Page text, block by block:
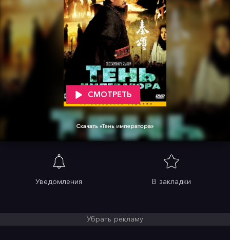
СМОТРЕТЬ
Скачать «Тень императора»
Уведомления В закладки
Убрать рекламу